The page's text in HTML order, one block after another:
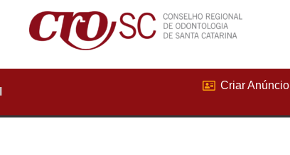
Criar Anúncio